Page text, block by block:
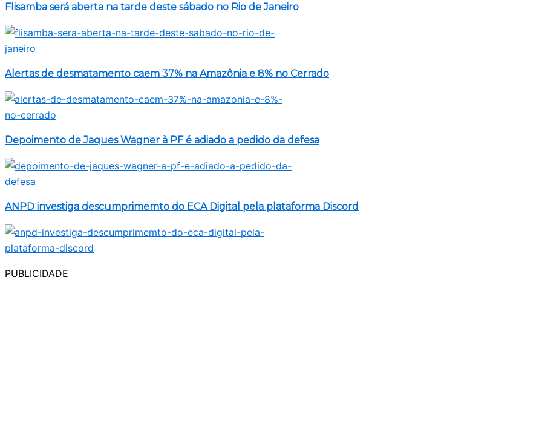
Flisamba será aberta na tarde deste sábado no Rio de Janeiro
Alertas de desmatamento caem 37% na Amazônia e 8% no Cerrado
Depoimento de Jaques Wagner à PF é adiado a pedido da defesa
ANPD investiga descumprimemto do ECA Digital pela plataforma Discord
PUBLICIDADE